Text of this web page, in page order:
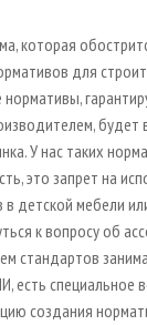
которая
для
будет
У нас таких
это запрет на
детской мебели
к вопросу об
стандартов
есть специальное
создания